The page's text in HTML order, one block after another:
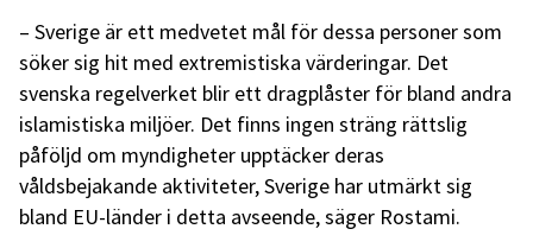
– Sverige är ett medvetet mål för dessa personer som
söker sig hit med extremistiska värderingar. Det
svenska regelverket blir ett dragplåster för bland andra
islamistiska miljöer. Det finns ingen sträng rättslig
påföljd om myndigheter upptäcker deras
våldsbejakande aktiviteter, Sverige har utmärkt sig
bland EU-länder i detta avseende, säger Rostami.